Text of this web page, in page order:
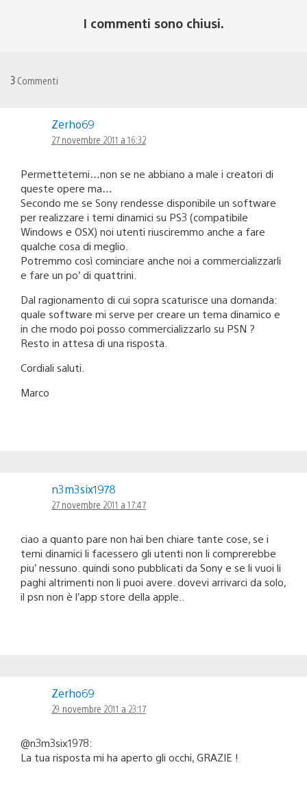
I commenti sono chiusi.
3 Commenti
Zerho69
27 novembre 2011 a 16:32
Permettetemi…non se ne abbiano a male i creatori di
queste opere ma…
Secondo me se Sony rendesse disponibile un software
per realizzare i temi dinamici su PS3 (compatibile
Windows e OSX) noi utenti riusciremmo anche a fare
qualche cosa di meglio.
Potremmo così cominciare anche noi a commercializzarli
e fare un po’ di quattrini.
Dal ragionamento di cui sopra scaturisce una domanda:
quale software mi serve per creare un tema dinamico e
in che modo poi posso commercializzarlo su PSN ?
Resto in attesa di una risposta.
Cordiali saluti.
Marco
n3m3six1978
27 novembre 2011 a 17:47
ciao a quanto pare non hai ben chiare tante cose, se i
temi dinamici li facessero gli utenti non li comprerebbe
piu’ nessuno. quindi sono pubblicati da Sony e se li vuoi li
paghi altrimenti non li puoi avere. dovevi arrivarci da solo,
il psn non è l’app store della apple..
Zerho69
29 novembre 2011 a 23:17
@n3m3six1978:
La tua risposta mi ha aperto gli occhi, GRAZIE !